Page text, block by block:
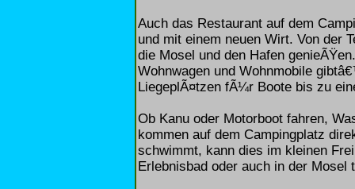
Auch das Restaurant auf dem
und mit einem neuen Wirt. Von der
die Mosel und den Hafen
Wohnwagen und Wohnmobile
LiegeplÃ¤tzen fÃ¼r Boote bis zu
Ob Kanu oder Motorboot fahren,
kommen auf dem Campingplatz
schwimmt, kann dies im kleinen
Erlebnisbad oder auch in der Mosel